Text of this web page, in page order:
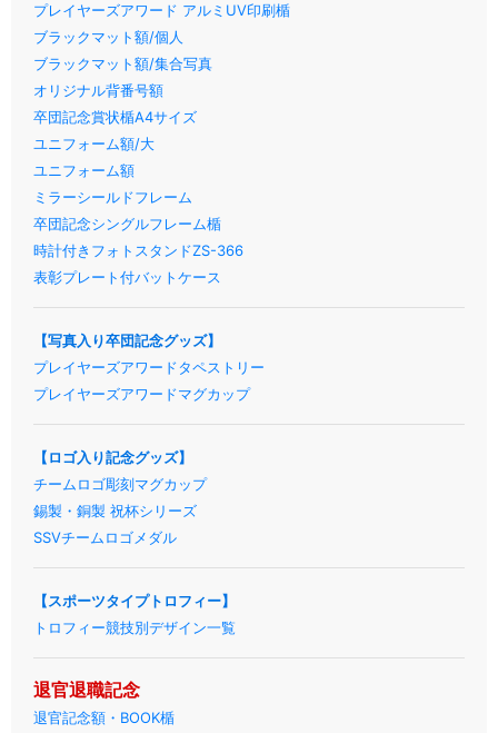
プレイヤーズアワード アルミUV印刷楯
ブラックマット額/個人
ブラックマット額/集合写真
オリジナル背番号額
卒団記念賞状楯A4サイズ
ユニフォーム額/大
ユニフォーム額
ミラーシールドフレーム
卒団記念シングルフレーム楯
時計付きフォトスタンドZS-366
表彰プレート付バットケース
【写真入り卒団記念グッズ】
プレイヤーズアワードタペストリー
プレイヤーズアワードマグカップ
【ロゴ入り記念グッズ】
チームロゴ彫刻マグカップ
錫製・銅製 祝杯シリーズ
SSVチームロゴメダル
【スポーツタイプトロフィー】
トロフィー競技別デザイン一覧
退官退職記念
退官記念額・BOOK楯